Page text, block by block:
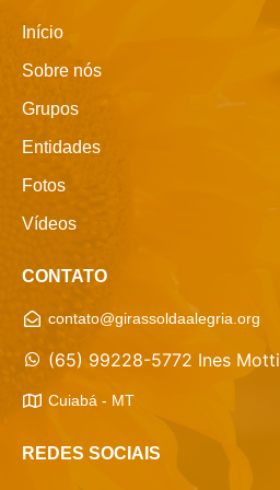
Início
Sobre nós
Grupos
Entidades
Fotos
Vídeos
CONTATO
contato@girassoldaalegria.org
(65) 99228-5772 Ines Motti
Cuiabá - MT
REDES SOCIAIS